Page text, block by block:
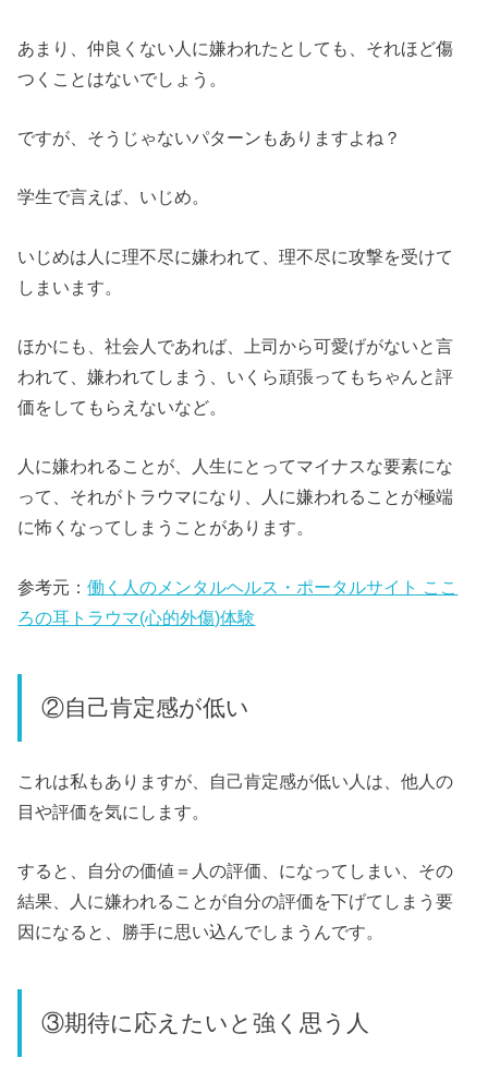
あまり、仲良くない人に嫌われたとしても、それほど傷
つくことはないでしょう。
ですが、そうじゃないパターンもありますよね？
学生で言えば、いじめ。
いじめは人に理不尽に嫌われて、理不尽に攻撃を受けて
しまいます。
ほかにも、社会人であれば、上司から可愛げがないと言
われて、嫌われてしまう、いくら頑張ってもちゃんと評
価をしてもらえないなど。
人に嫌われることが、人生にとってマイナスな要素にな
って、それがトラウマになり、人に嫌われることが極端
に怖くなってしまうことがあります。
参考元：働く人のメンタルヘルス・ポータルサイト ここ
ろの耳トラウマ(心的外傷)体験
②自己肯定感が低い
これは私もありますが、自己肯定感が低い人は、他人の
目や評価を気にします。
すると、自分の価値＝人の評価、になってしまい、その
結果、人に嫌われることが自分の評価を下げてしまう要
因になると、勝手に思い込んでしまうんです。
③期待に応えたいと強く思う人